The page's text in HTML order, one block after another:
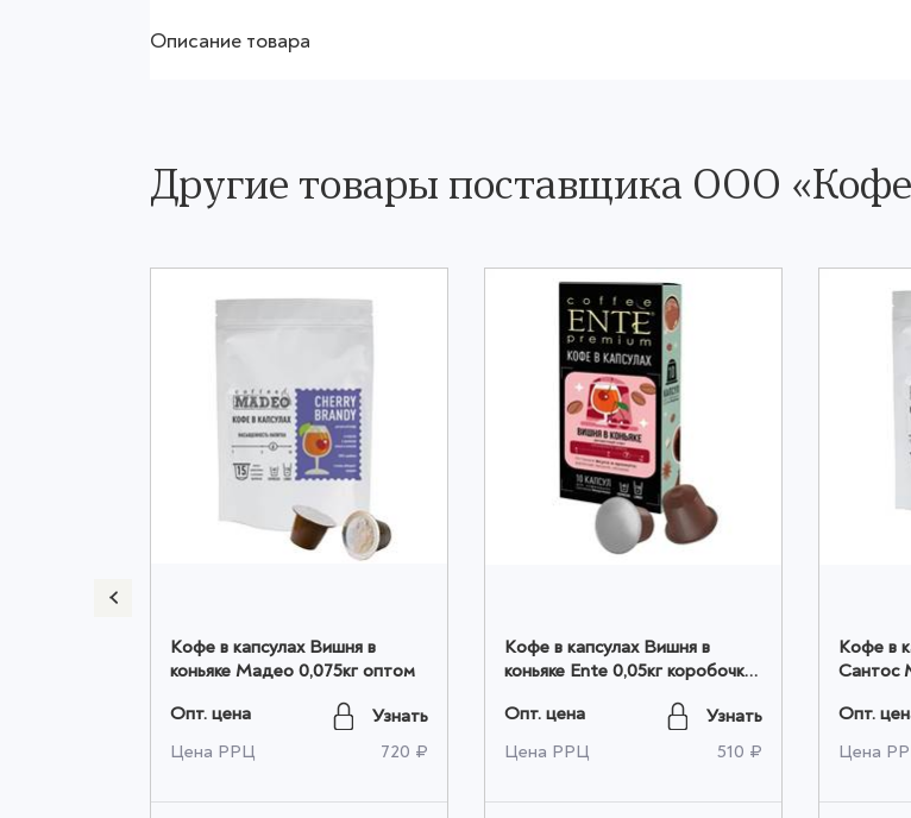
Описание товара
Другие товары поставщика OOO
Кофе в капсулах Вишня в
коньяке Мадео 0,075кг оптом
Опт. цена
Узнать
Цена РРЦ
720 ₽
Кофе в капсулах Вишня в
коньяке Ente 0,05кг коробочка
Опт. цена
Узнать
Цена РРЦ
510 ₽
Кофе в
Сантос
Опт.
Цена